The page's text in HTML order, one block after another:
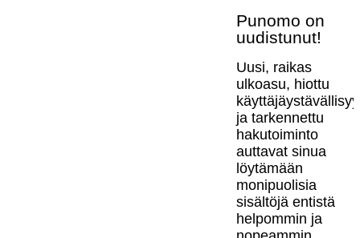
Punomo on
uudistunut!
Uusi, raikas
ulkoasu, hiottu
ja tarkennettu
hakutoiminto
auttavat sinua
löytämään
monipuolisia
sisältöjä entistä
helpommin ja